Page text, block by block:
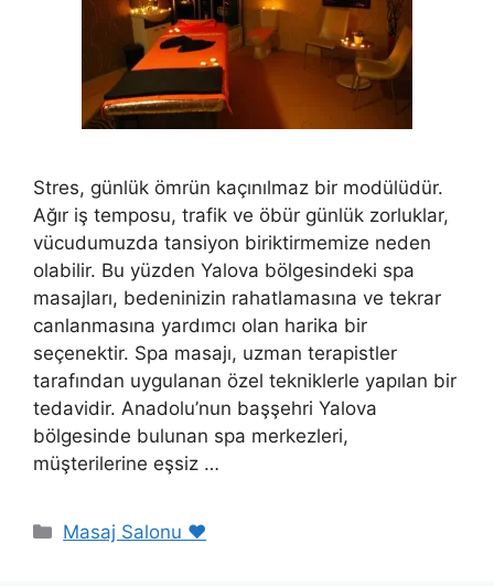
Stres, günlük ömrün kaçınılmaz bir modülüdür.
Ağır iş temposu, trafik ve öbür günlük zorluklar,
vücudumuzda tansiyon biriktirmemize neden
olabilir. Bu yüzden Yalova bölgesindeki spa
masajları, bedeninizin rahatlamasına ve tekrar
canlanmasına yardımcı olan harika bir
seçenektir. Spa masajı, uzman terapistler
tarafından uygulanan özel tekniklerle yapılan bir
tedavidir. Anadolu’nun başşehri Yalova
bölgesinde bulunan spa merkezleri,
müşterilerine eşsiz …
Kategoriler
Masaj Salonu ❤️